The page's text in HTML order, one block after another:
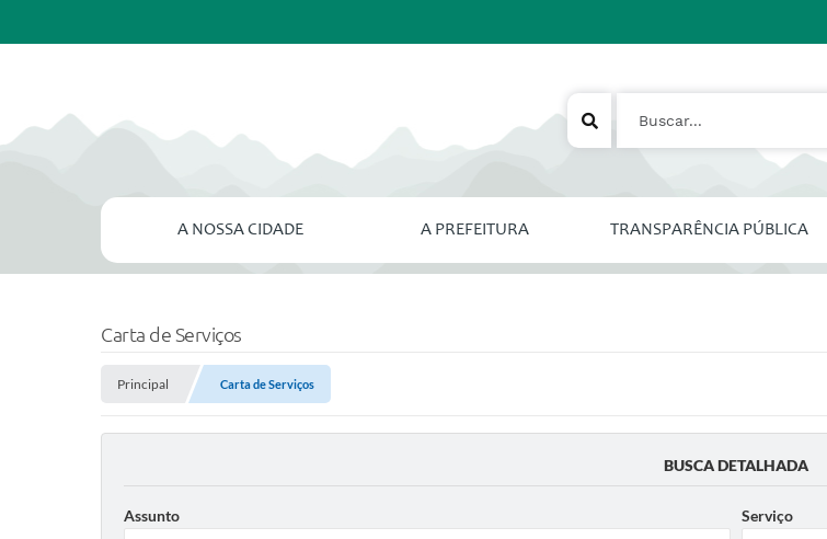
A NOSSA CIDADE A PREFEITURA TRANSPARÊNCIA PÚBLICA
Carta de Serviços
Principal Carta de Serviços
BUSCA DETALHADA
Assunto Serviço